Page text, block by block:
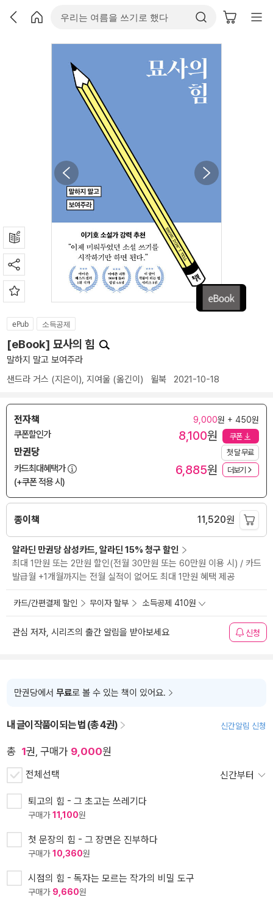
ePub 소득공제
[eBook] 묘사의 힘
말하지 말고 보여주라
샌드라 거스 (지은이), 지여울 (옮긴이) 윌북 2021-10-18
전자책 9,000원 + 450원
쿠폰할인가 8,100원 쿠폰
만권당 첫 달 무료
카드최대혜택가
(+쿠폰 적용 시)
6,885원 더보기
종이책 11,520원
알라딘 만권당 삼성카드, 알라딘 15% 청구 할인
최대 1만원 또는 2만원 할인(전월 30만원 또는 60만원 이용 시) / 카드
발급월 +1개월까지는 전월 실적이 없어도 최대 1만원 혜택 제공
카드/간편결제 할인 무이자 할부 소득공제 410원
관심 저자, 시리즈의 출간 알림을 받아보세요 신청
만권당에서 무료로 볼 수 있는 책이 있어요.
내 글이 작품이 되는 법 (총 4권) 신간알림 신청
총 1권, 구매가 9,000원
전체선택 신간부터
퇴고의 힘 - 그 초고는 쓰레기다
구매가11,100원
첫 문장의 힘 - 그 장면은 진부하다
구매가10,360원
시점의 힘 - 독자는 모르는 작가의 비밀 도구
구매가 9,660원